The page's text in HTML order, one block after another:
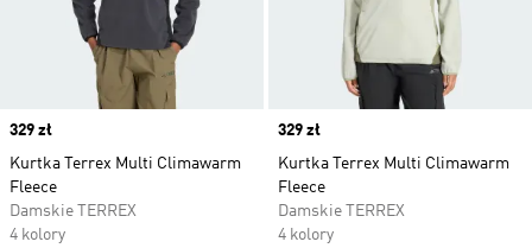
Price
329 zł
Kurtka Terrex Multi Climawarm
Fleece
Damskie TERREX
4 kolory
Price
329 zł
Kurtka Terrex Multi Climawarm
Fleece
Damskie TERREX
4 kolory